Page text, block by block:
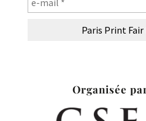
Organisée